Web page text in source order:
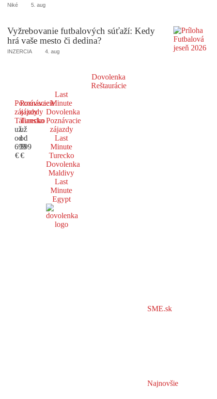
Niké 5. aug
Vyžrebovanie futbalových súťaží: Kedy
hrá vaše mesto či dedina?
INZERCIA 4. aug
Dovolenka
Reštaurácie
Poznávacie
zájazdy
Taliansko
už
od
699
€
Poznávacie
zájazdy
Turecko
už
od
599
€
Last
Minute
Dovolenka
Poznávacie
zájazdy
Last
Minute
Turecko
Dovolenka
Maldivy
Last
Minute
Egypt
SME.sk
Najnovšie